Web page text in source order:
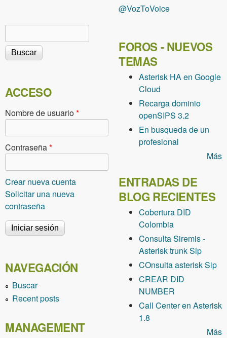
Formulario de búsqueda
ACCESO
Nombre de usuario*
Contraseña*
Crear nueva cuenta
Solicitar una nueva
contraseña
NAVEGACIÓN
Buscar
Recent posts
MANAGEMENT
@VozToVoice
FOROS - NUEVOS
TEMAS
Asterisk HA en Google
Cloud
Recarga dominio
openSIPS 3.2
En busqueda de un
profesional
Más
ENTRADAS DE
BLOG RECIENTES
Cobertura DID
Colombia
Consulta Siremis -
Asterisk trunk Sip
COnsulta asterisk Sip
CREAR DID
NUMBER
Call Center en Asterisk
1.8
Más